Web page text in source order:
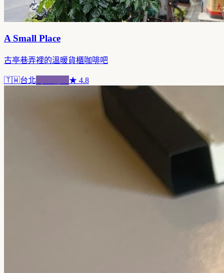
A Small Place
古亭巷弄裡的溫暖貨櫃咖啡吧
🇹🇼台北 ★ 4.8